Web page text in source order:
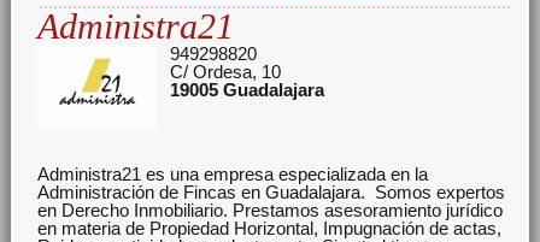
Administra21
949298820
C/ Ordesa, 10
19005 Guadalajara
Administra21 es una empresa especializada en la
Administración de Fincas en Guadalajara. Somos expertos
en Derecho Inmobiliario. Prestamos asesoramiento jurídico
en materia de Propiedad Horizontal, Impugnación de actas,